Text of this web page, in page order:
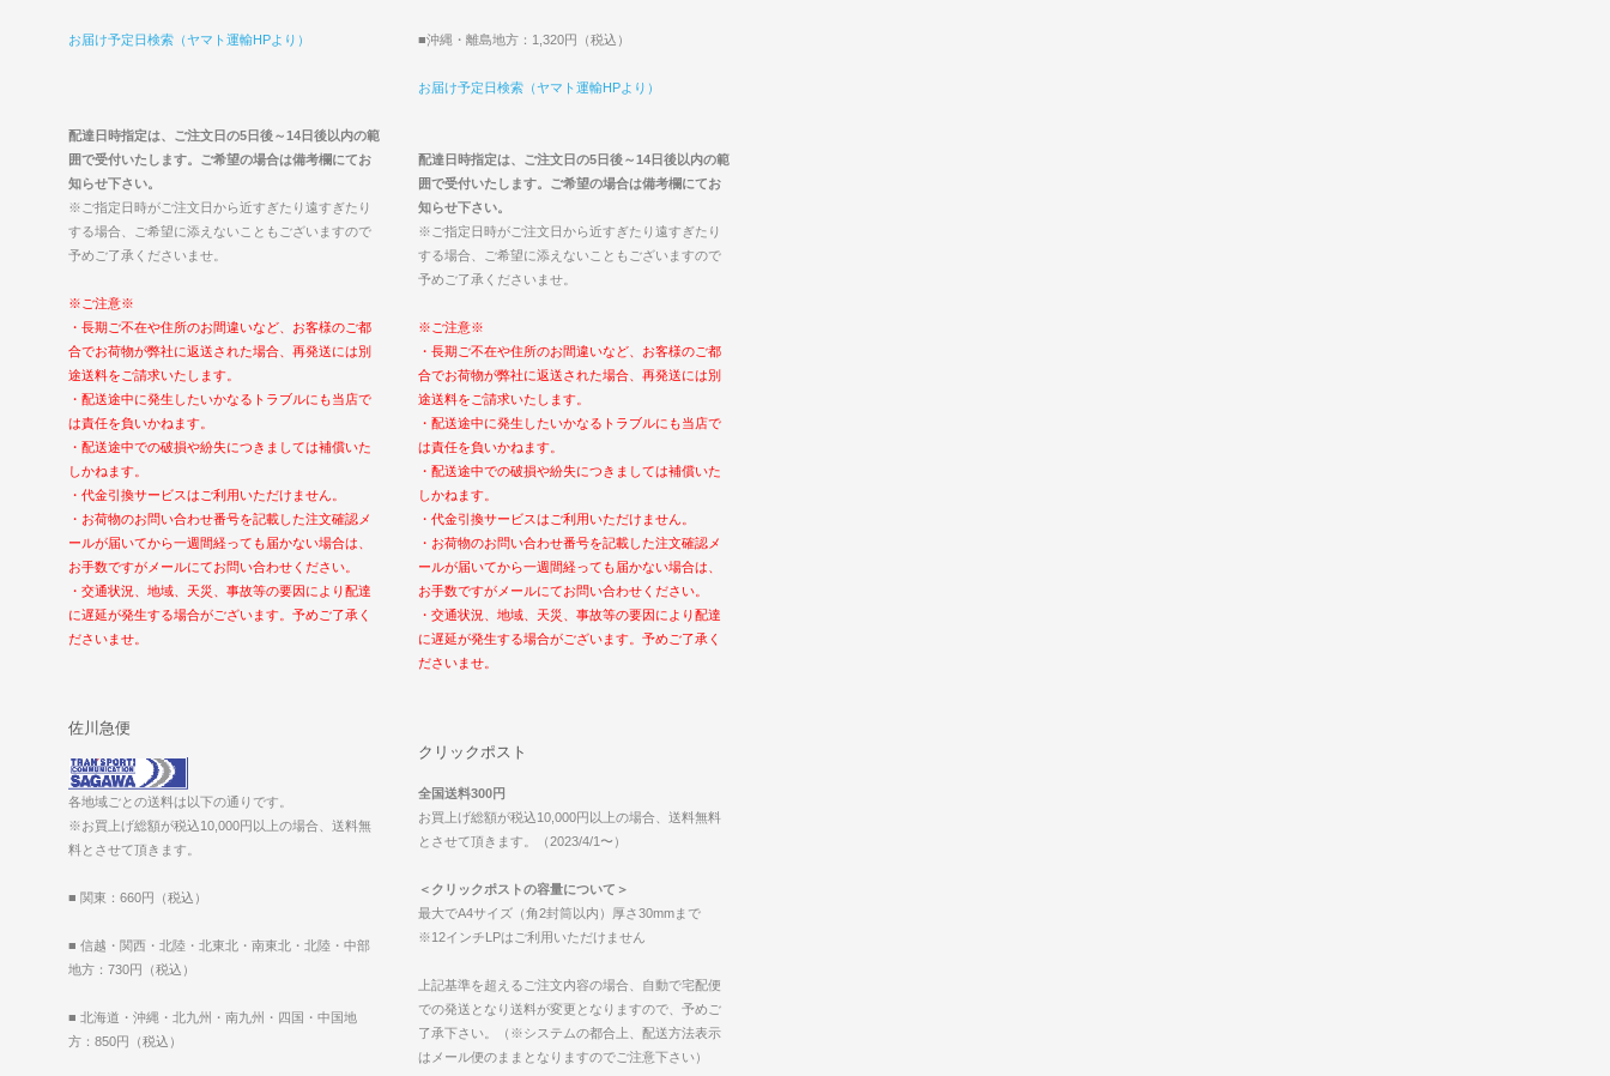
お届け予定日検索（ヤマト運輸HPより）
配達日時指定は、ご注文日の5日後～14日後以内の範
囲で受付いたします。ご希望の場合は備考欄にてお
知らせ下さい。
※ご指定日時がご注文日から近すぎたり遠すぎたり
する場合、ご希望に添えないこともございますので
予めご了承くださいませ。
※ご注意※
・長期ご不在や住所のお間違いなど、お客様のご都
合でお荷物が弊社に返送された場合、再発送には別
途送料をご請求いたします。
・配送途中に発生したいかなるトラブルにも当店で
は責任を負いかねます。
・配送途中での破損や紛失につきましては補償いた
しかねます。
・代金引換サービスはご利用いただけません。
・お荷物のお問い合わせ番号を記載した注文確認メ
ールが届いてから一週間経っても届かない場合は、
お手数ですがメールにてお問い合わせください。
・交通状況、地域、天災、事故等の要因により配達
に遅延が発生する場合がございます。予めご了承く
ださいませ。
■沖縄・離島地方：1,320円（税込）
お届け予定日検索（ヤマト運輸HPより）
配達日時指定は、ご注文日の5日後～14日後以内の範
囲で受付いたします。ご希望の場合は備考欄にてお
知らせ下さい。
※ご指定日時がご注文日から近すぎたり遠すぎたり
する場合、ご希望に添えないこともございますので
予めご了承くださいませ。
※ご注意※
・長期ご不在や住所のお間違いなど、お客様のご都
合でお荷物が弊社に返送された場合、再発送には別
途送料をご請求いたします。
・配送途中に発生したいかなるトラブルにも当店で
は責任を負いかねます。
・配送途中での破損や紛失につきましては補償いた
しかねます。
・代金引換サービスはご利用いただけません。
・お荷物のお問い合わせ番号を記載した注文確認メ
ールが届いてから一週間経っても届かない場合は、
お手数ですがメールにてお問い合わせください。
・交通状況、地域、天災、事故等の要因により配達
に遅延が発生する場合がございます。予めご了承く
ださいませ。
佐川急便
各地域ごとの送料は以下の通りです。
※お買上げ総額が税込10,000円以上の場合、送料無
料とさせて頂きます。
■ 関東：660円（税込）
■ 信越・関西・北陸・北東北・南東北・北陸・中部
地方：730円（税込）
■ 北海道・沖縄・北九州・南九州・四国・中国地
方：850円（税込）
クリックポスト
全国送料300円
お買上げ総額が税込10,000円以上の場合、送料無料
とさせて頂きます。（2023/4/1〜）
＜クリックポストの容量について＞
最大でA4サイズ（角2封筒以内）厚さ30mmまで
※12インチLPはご利用いただけません
上記基準を超えるご注文内容の場合、自動で宅配便
での発送となり送料が変更となりますので、予めご
了承下さい。（※システムの都合上、配送方法表示
はメール便のままとなりますのでご注意下さい）